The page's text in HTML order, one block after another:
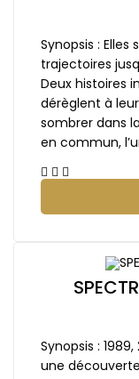
Synopsis :
trajectoires
Deux histoires
dérèglent à
sombrer dans
en commun,
Synopsis :
une